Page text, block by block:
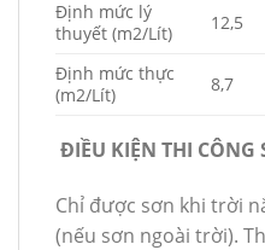
Định mức lý
thuyết (m2/Lít)
12,5
Định mức thực
(m2/Lít)
8,7
ĐIỀU KIỆN THI CÔNG
Chỉ được sơn khi trời
(nếu sơn ngoài trời).